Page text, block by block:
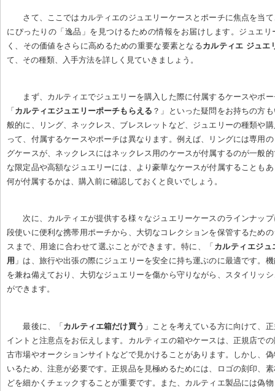
さて、ここではカルティエのジュエリーケースとポーチに焦点を当
にぴったりの「逸品」を見つけるための情報をお届けします。ジュエリ
く、その価値をさらに高めるための重要な要素となるカルティエ ジュエ
て、その種類、入手方法を詳しく見ていきましょう。
まず、カルティエでジュエリーを購入した際に付属するケースやポ
「 カルティエジュエリーポーチもらえる ？」といった疑問をお持ちの方
般的に、リング、ネックレス、ブレスレットなど、ジュエリーの種類や
って、付属するケースやポーチは異なります。例えば、リングには専用
グケースが、ネックレスにはネックレス用のケースが付属するのが一般
な限定品や高額なジュエリーには、より豪華なケースが付属することも
何が付属するかは、購入前に確認しておくと良いでしょう。
次に、カルティエが提供する様々なジュエリーケースのラインナッ
段使いに便利な携帯用ポーチから、大切なコレクションを保管するため
スまで、用途に合わせて選ぶことができます。特に、「 カルティエジ
用 」は、旅行や出張の際にジュエリーを安全に持ち運ぶのに最適です。
を兼ね備えており、大切なジュエリーを傷から守りながら、スタイリッ
ができます。
最後に、「 カルティエ箱だけ買う 」ことを考えている方に向けて、
イントと注意点をお伝えします。カルティエの箱やケースは、正規店で
古市場やオークションサイトなどで見かけることがあります。しかし、
いるため、注意が必要です。正規品を見極めるためには、ロゴの刻印、
どを細かくチェックすることが重要です。また、カルティエ製品には偽